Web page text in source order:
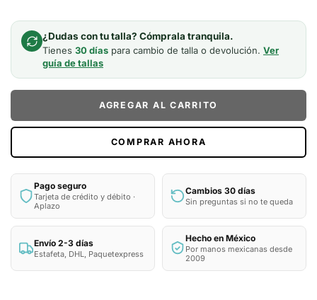
¿Dudas con tu talla? Cómprala tranquila.
Tienes 30 días para cambio de talla o devolución. Ver
guía de tallas
AGREGAR AL CARRITO
COMPRAR AHORA
Pago seguro
Tarjeta de crédito y débito ·
Aplazo
Cambios 30 días
Sin preguntas si no te queda
Envío 2-3 días
Estafeta, DHL, Paquetexpress
Hecho en México
Por manos mexicanas desde
2009